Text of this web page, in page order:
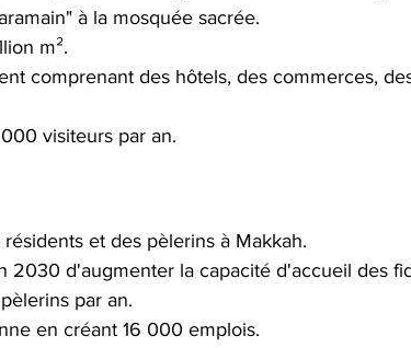
à la mosquée sacrée.
m².
comprenant des hôtels, des commerces,
visiteurs par an.
et des pèlerins à Makkah.
2030 d'augmenter la capacité d'accueil des
par an.
en créant 16 000 emplois.